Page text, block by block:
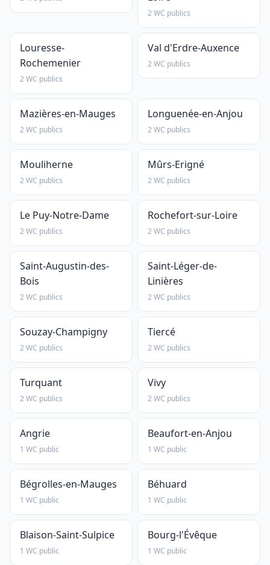
2 WC publics
Louresse-
Rochemenier
2 WC publics
Val d'Erdre-Auxence
2 WC publics
Mazières-en-Mauges
2 WC publics
Longuenée-en-Anjou
2 WC publics
Mouliherne
2 WC publics
Mûrs-Erigné
2 WC publics
Le Puy-Notre-Dame
2 WC publics
Rochefort-sur-Loire
2 WC publics
Saint-Augustin-des-
Bois
2 WC publics
Saint-Léger-de-
Linières
2 WC publics
Souzay-Champigny
2 WC publics
Tiercé
2 WC publics
Turquant
2 WC publics
Vivy
2 WC publics
Angrie
1 WC public
Beaufort-en-Anjou
1 WC public
Bégrolles-en-Mauges
1 WC public
Béhuard
1 WC public
Blaison-Saint-Sulpice
1 WC public
Bourg-l'Évêque
1 WC public